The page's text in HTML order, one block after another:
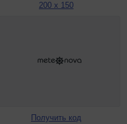
200 x 150
Получить код